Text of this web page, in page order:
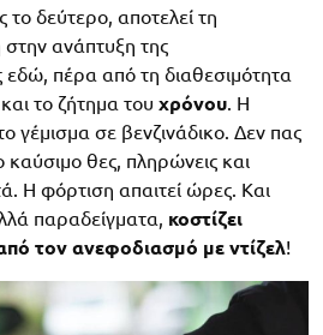
το δεύτερο, αποτελεί τη
ανάπτυξη της
πέρα από τη διαθεσιμότητα
το ζήτημα του χρόνου . Η
γέμισμα σε βενζινάδικο. Δεν πας
καύσιμο θες, πληρώνεις και
Η φόρτιση απαιτεί ώρες. Και
παραδείγματα, κοστίζει
τον ανεφοδιασμό με ντίζελ!